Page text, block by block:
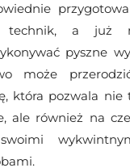
technik, a już
pyszne
może
która pozwala nie
ale również na